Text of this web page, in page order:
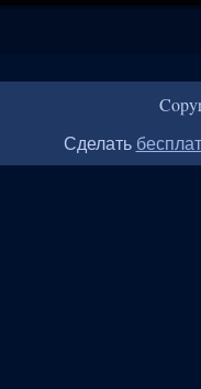
Сделать